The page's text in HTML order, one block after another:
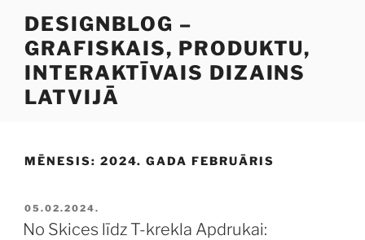
saturu
DESIGNBLOG –
GRAFISKAIS, PRODUKTU,
INTERAKTĪVAIS DIZAINS
LATVIJĀ
MĒNESIS: 2024. GADA FEBRUĀRIS
PUBLICĒTS
05.02.2024.
No Skices līdz T-krekla Apdrukai: